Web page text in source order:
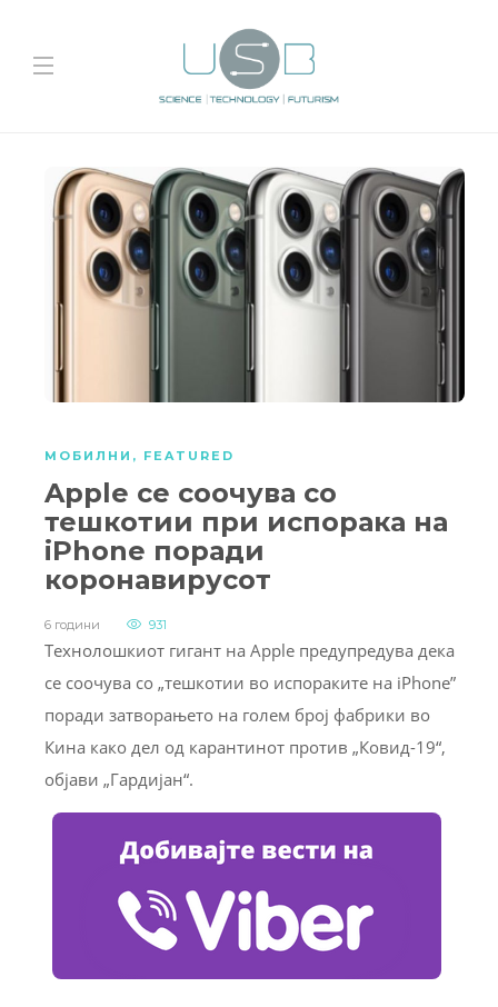
МОБИЛНИ , FEATURED
Apple се соочува со
тешкотии при испорака на
iPhone поради
коронавирусот
6 години 931
Технолошкиот гигант на Apple предупредува дека
се соочува со „тешкотии во испораките на iPhone”
поради затворањето на голем број фабрики во
Кина како дел од карантинот против „Ковид-19“,
објави „Гардијан“.